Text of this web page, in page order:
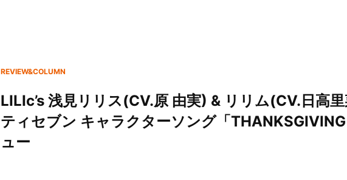
REVIEW&COLUMN
LILIc’s 浅見リリス(CV.原 由実) & リリム(CV.日高
ティセブン キャラクターソング「
ュー